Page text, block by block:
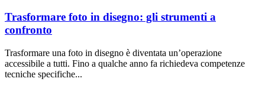
Trasformare foto in disegno: gli strumenti a
confronto
Trasformare una foto in disegno è diventata un’operazione
accessibile a tutti. Fino a qualche anno fa richiedeva competenze
tecniche specifiche...